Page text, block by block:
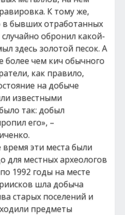
К тому же,
в бывших отработанных
случайно обронил какой-
здесь золотой песок. А
более чем кич обычного
как правило,
на добыче
известными
так: добыл
его», –
время эти места были
для местных археологов
1992 годы на месте
шла добыча
старых поселений и
предметы